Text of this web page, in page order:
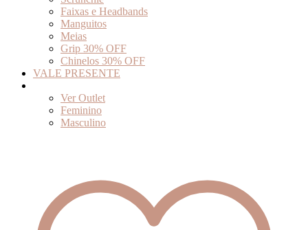
Faixas e Headbands
Manguitos
Meias
Grip 30% OFF
Chinelos 30% OFF
VALE PRESENTE
Ver Outlet
Feminino
Masculino